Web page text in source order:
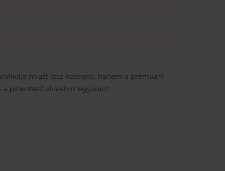
miatt lesz kedvenc, hanem a prémium
pihentető alváshoz egyaránt.